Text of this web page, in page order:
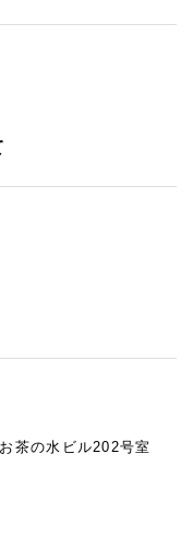
茶の水ビル202号室